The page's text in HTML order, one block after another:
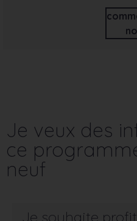
Je veux des
ce
neuf
Je souhaite